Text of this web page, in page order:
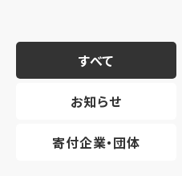
すべて
お知らせ
寄付企業・団体